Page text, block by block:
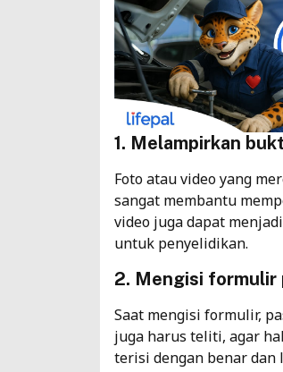
1. Melampirkan
Foto atau video yang
sangat membantu
video juga dapat
untuk penyelidikan.
2. Mengisi
Saat mengisi formulir,
juga harus teliti, agar
terisi dengan benar dan